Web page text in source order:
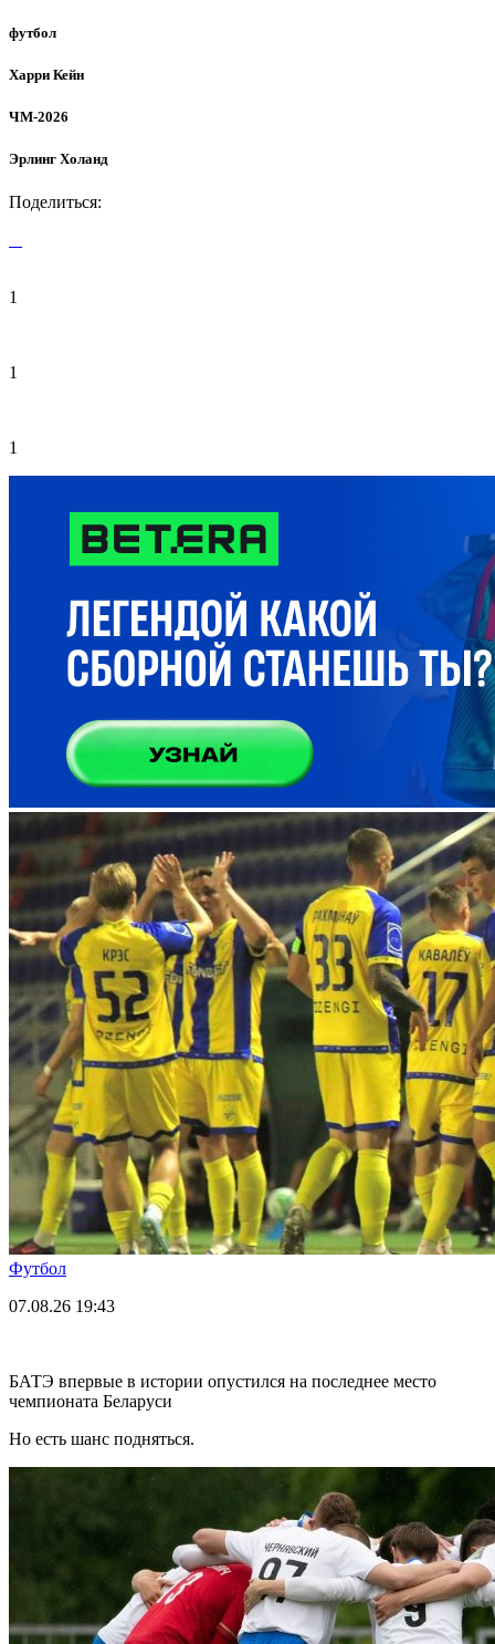
футбол
Харри Кейн
ЧМ-2026
Эрлинг Холанд
Поделиться:
1
1
1
Футбол
07.08.26 19:43
БАТЭ впервые в истории опустился на последнее место
чемпионата Беларуси
Но есть шанс подняться.